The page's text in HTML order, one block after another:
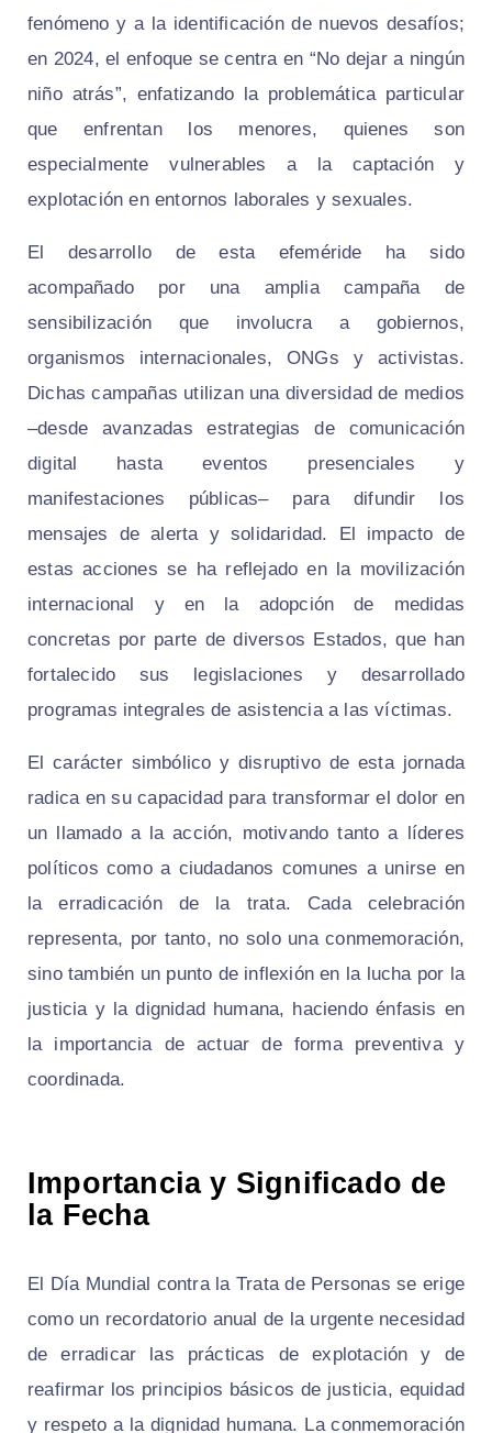
fenómeno y a la identificación de nuevos desafíos;
en 2024, el enfoque se centra en “No dejar a ningún
niño atrás”, enfatizando la problemática particular
que enfrentan los menores, quienes son
especialmente vulnerables a la captación y
explotación en entornos laborales y sexuales.
El desarrollo de esta efeméride ha sido
acompañado por una amplia campaña de
sensibilización que involucra a gobiernos,
organismos internacionales, ONGs y activistas.
Dichas campañas utilizan una diversidad de medios
–desde avanzadas estrategias de comunicación
digital hasta eventos presenciales y
manifestaciones públicas– para difundir los
mensajes de alerta y solidaridad. El impacto de
estas acciones se ha reflejado en la movilización
internacional y en la adopción de medidas
concretas por parte de diversos Estados, que han
fortalecido sus legislaciones y desarrollado
programas integrales de asistencia a las víctimas.
El carácter simbólico y disruptivo de esta jornada
radica en su capacidad para transformar el dolor en
un llamado a la acción, motivando tanto a líderes
políticos como a ciudadanos comunes a unirse en
la erradicación de la trata. Cada celebración
representa, por tanto, no solo una conmemoración,
sino también un punto de inflexión en la lucha por la
justicia y la dignidad humana, haciendo énfasis en
la importancia de actuar de forma preventiva y
coordinada.
Importancia y Significado de
la Fecha
El Día Mundial contra la Trata de Personas se erige
como un recordatorio anual de la urgente necesidad
de erradicar las prácticas de explotación y de
reafirmar los principios básicos de justicia, equidad
y respeto a la dignidad humana. La conmemoración